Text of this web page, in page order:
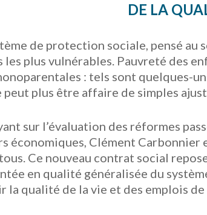
DE LA
de protection sociale, pensé au
les plus vulnérables. Pauvreté des
: tels sont quelques-
peut plus être affaire de simples
sur l’évaluation des réformes
économiques, Clément
Ce nouveau contrat social
en qualité généralisée du
la qualité de la vie et des emplois